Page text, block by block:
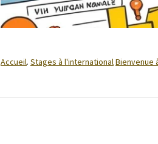
Accueil. Stages à l'internationalBienvenue
Infos